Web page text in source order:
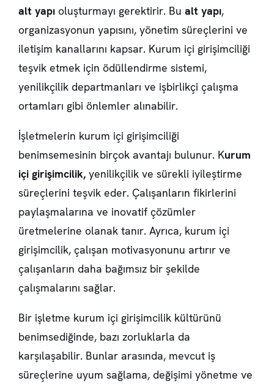
alt yapı oluşturmayı gerektirir. Bu alt yapı,
organizasyonun yapısını, yönetim süreçlerini ve
iletişim kanallarını kapsar. Kurum içi girişimciliği
teşvik etmek için ödüllendirme sistemi,
yenilikçilik departmanları ve işbirlikçi çalışma
ortamları gibi önlemler alınabilir.
İşletmelerin kurum içi girişimciliği
benimsemesinin birçok avantajı bulunur. Kurum
içi girişimcilik, yenilikçilik ve sürekli iyileştirme
süreçlerini teşvik eder. Çalışanların fikirlerini
paylaşmalarına ve inovatif çözümler
üretmelerine olanak tanır. Ayrıca, kurum içi
girişimcilik, çalışan motivasyonunu artırır ve
çalışanların daha bağımsız bir şekilde
çalışmalarını sağlar.
Bir işletme kurum içi girişimcilik kültürünü
benimsediğinde, bazı zorluklarla da
karşılaşabilir. Bunlar arasında, mevcut iş
süreçlerine uyum sağlama, değişimi yönetme ve